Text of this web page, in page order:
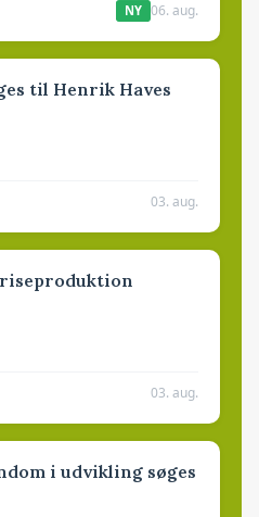
NY 06. aug.
til Henrik Haves
03. aug.
03. aug.
i udvikling søges